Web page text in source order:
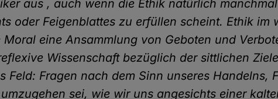
aus , auch wenn die Ethik natürlich
oder Feigenblattes zu erfüllen scheint. Ethik im
eine Ansammlung von Geboten und
Wissenschaft bezüglich der sittlichen
Feld: Fragen nach dem Sinn unseres Handelns,
sei, wie wir uns angesichts einer